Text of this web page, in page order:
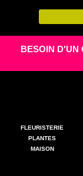
BESOIN D'UN
FLEURISTERIE
PLANTES
MAISON